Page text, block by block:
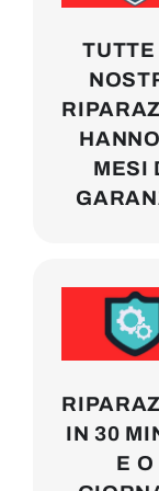
TUTTE
MESI
IN 30
E O